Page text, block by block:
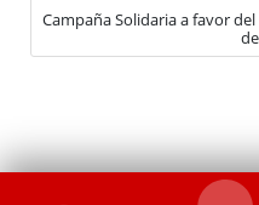
Campaña Solidaria a favor